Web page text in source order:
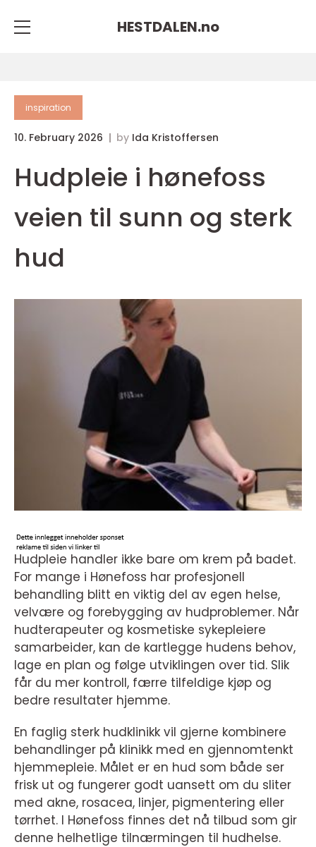
HESTDALEN.no
inspiration
10. February 2026 by Ida Kristoffersen
Hudpleie i hønefoss
veien til sunn og sterk
hud
Hudpleie handler ikke bare om krem på badet.
For mange i Hønefoss har profesjonell
behandling blitt en viktig del av egen helse,
velvære og forebygging av hudproblemer. Når
hudterapeuter og kosmetiske sykepleiere
samarbeider, kan de kartlegge hudens behov,
lage en plan og følge utviklingen over tid. Slik
får du mer kontroll, færre tilfeldige kjøp og
bedre resultater hjemme.
En faglig sterk hudklinikk vil gjerne kombinere
behandlinger på klinikk med en gjennomtenkt
hjemmepleie. Målet er en hud som både ser
frisk ut og fungerer godt uansett om du sliter
med akne, rosacea, linjer, pigmentering eller
tørrhet. I Hønefoss finnes det nå tilbud som gir
denne helhetlige tilnærmingen til hudhelse.